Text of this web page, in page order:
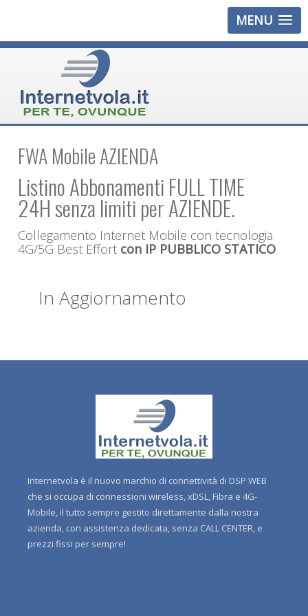
MENU
FWA Mobile AZIENDA
Listino Abbonamenti FULL TIME
24H senza limiti per AZIENDE.
Collegamento Internet Mobile con tecnologia
4G/5G Best Effort con IP PUBBLICO STATICO
In Aggiornamento
Internetvola è il nuovo marchio di connettività di DSP WEB
che si occupa di connessioni wireless, xDSL, Fibra e 4G-
Mobile, il tutto sempre gestito direttamente dalla nostra
azienda, con assistenza dedicata, senza CALL CENTER, e
prezzi fissi per sempre!